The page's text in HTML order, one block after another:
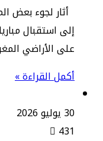
​أثار لجوء بعض
إلى استقبال
على الأراضي
أكمل القراءة »
30 يوليو 2026
431